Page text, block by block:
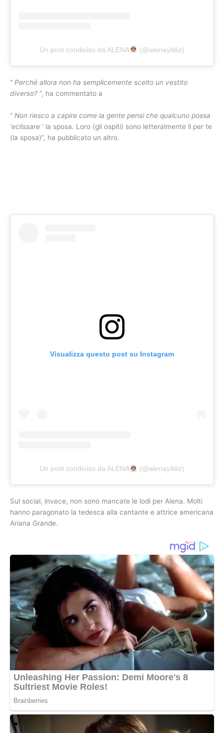
Un post condiviso da ALENA (@alenayildiz)
“ Perché allora non ha semplicemente scelto un vestito
diverso? “, ha commentato a
“ Non riesco a capire come la gente pensi che qualcuno possa
‘eclissare ‘ la sposa. Loro (gli ospiti) sono letteralmente lì per te
(la sposa)”, ha pubblicato un altro.
Visualizza questo post su Instagram
Un post condiviso da ALENA (@alenayildiz)
Sul social, invece, non sono mancate le lodi per Alena. Molti
hanno paragonato la tedesca alla cantante e attrice americana
Ariana Grande.